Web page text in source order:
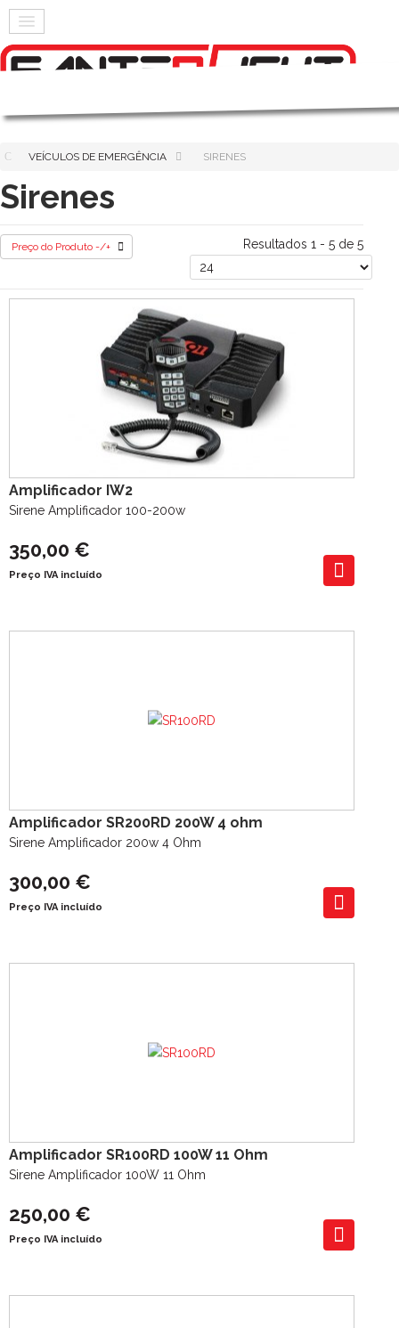
VEÍCULOS DE EMERGÊNCIA SIRENES
Sirenes
Preço do Produto -/+ Resultados 1 - 5 de 5
Amplificador IW2
Sirene Amplificador 100-200w
350,00 €
Preço IVA incluído
Amplificador SR200RD 200W 4 ohm
Sirene Amplificador 200w 4 Ohm
300,00 €
Preço IVA incluído
Amplificador SR100RD 100W 11 Ohm
Sirene Amplificador 100W 11 Ohm
250,00 €
Preço IVA incluído